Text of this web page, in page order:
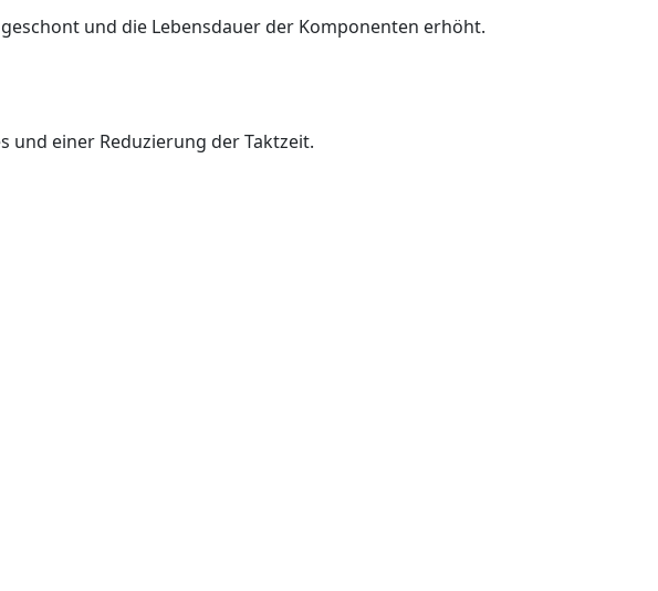
und die Lebensdauer der Komponenten erhöht.
und einer Reduzierung der Taktzeit.